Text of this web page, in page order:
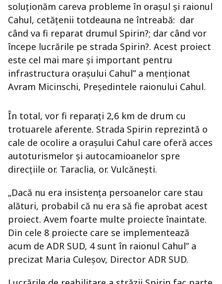
soluţionăm careva probleme în oraşul şi raionul
Cahul, cetăţenii totdeauna ne întreabă: dar
când va fi reparat drumul Spirin?; dar când vor
începe lucrările pe strada Spirin?. Acest proiect
este cel mai mare şi important pentru
infrastructura oraşului Cahul” a menţionat
Avram Micinschi, Preşedintele raionului Cahul.
În total, vor fi reparaţi 2,6 km de drum cu
trotuarele aferente. Strada Spirin reprezintă o
cale de ocolire a oraşului Cahul care oferă acces
autoturismelor şi autocamioanelor spre
direcţiile or. Taraclia, or. Vulcăneşti.
„Dacă nu era insistenţa persoanelor care stau
alături, probabil că nu era să fie aprobat acest
proiect. Avem foarte multe proiecte înaintate.
Din cele 8 proiecte care se implementează
acum de ADR SUD, 4 sunt în raionul Cahul” a
precizat Maria Culeşov, Director ADR SUD.